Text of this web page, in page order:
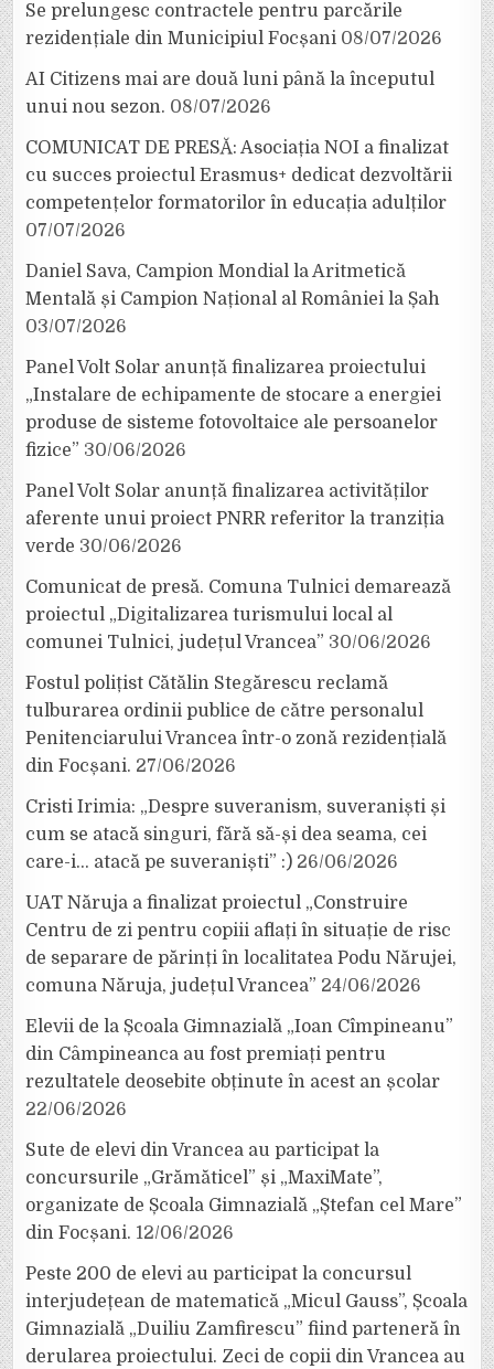
Se prelungesc contractele pentru parcările
rezidențiale din Municipiul Focșani 08/07/2026
AI Citizens mai are două luni până la începutul
unui nou sezon. 08/07/2026
COMUNICAT DE PRESĂ: Asociația NOI a finalizat
cu succes proiectul Erasmus+ dedicat dezvoltării
competențelor formatorilor în educația adulților
07/07/2026
Daniel Sava, Campion Mondial la Aritmetică
Mentală și Campion Național al României la Șah
03/07/2026
Panel Volt Solar anunță finalizarea proiectului
„Instalare de echipamente de stocare a energiei
produse de sisteme fotovoltaice ale persoanelor
fizice” 30/06/2026
Panel Volt Solar anunță finalizarea activităților
aferente unui proiect PNRR referitor la tranziția
verde 30/06/2026
Comunicat de presă. Comuna Tulnici demarează
proiectul „Digitalizarea turismului local al
comunei Tulnici, județul Vrancea” 30/06/2026
Fostul polițist Cătălin Stegărescu reclamă
tulburarea ordinii publice de către personalul
Penitenciarului Vrancea într-o zonă rezidențială
din Focșani. 27/06/2026
Cristi Irimia: „Despre suveranism, suveraniști și
cum se atacă singuri, fără să-și dea seama, cei
care-i… atacă pe suveraniști” :) 26/06/2026
UAT Năruja a finalizat proiectul „Construire
Centru de zi pentru copiii aflați în situație de risc
de separare de părinți în localitatea Podu Nărujei,
comuna Năruja, județul Vrancea” 24/06/2026
Elevii de la Școala Gimnazială „Ioan Cîmpineanu”
din Câmpineanca au fost premiați pentru
rezultatele deosebite obținute în acest an școlar
22/06/2026
Sute de elevi din Vrancea au participat la
concursurile „Grămăticel” și „MaxiMate”,
organizate de Școala Gimnazială „Ștefan cel Mare”
din Focșani. 12/06/2026
Peste 200 de elevi au participat la concursul
interjudețean de matematică „Micul Gauss”, Școala
Gimnazială „Duiliu Zamfirescu” fiind parteneră în
derularea proiectului. Zeci de copii din Vrancea au